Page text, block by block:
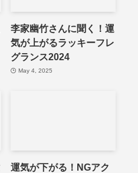
李家幽竹さんに聞く！運
気が上がるラッキーフレ
グランス2024
May 4, 2025
運気が下がる！NGアク